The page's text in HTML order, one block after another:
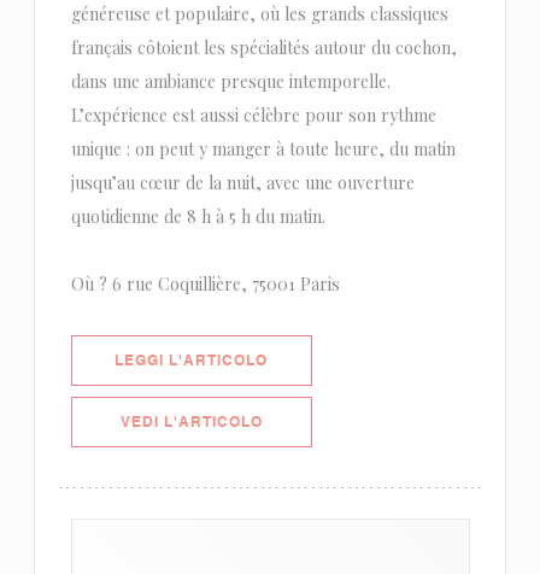
généreuse et populaire, où les grands classiques
français côtoient les spécialités autour du cochon,
dans une ambiance presque intemporelle.
L’expérience est aussi célèbre pour son rythme
unique : on peut y manger à toute heure, du matin
jusqu’au cœur de la nuit, avec une ouverture
quotidienne de 8 h à 5 h du matin.
Où ? 6 rue Coquillière, 75001 Paris
LEGGI L'ARTICOLO
VEDI L'ARTICOLO((APRE UNA NUOVA FINESTRA))